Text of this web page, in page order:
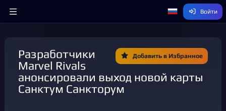
Войти
Добавить в Избранное
Разработчики
Marvel Rivals
анонсировали выход новой карты
Санктум Санкторум